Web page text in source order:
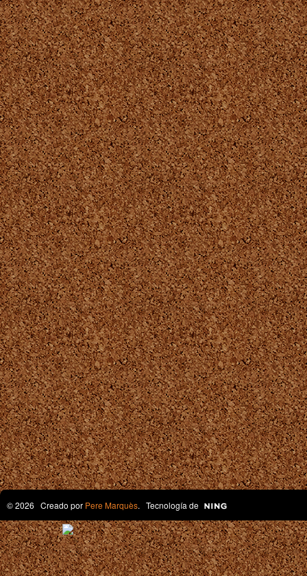
© 2026 Creado por Pere Marquès. Tecnología de